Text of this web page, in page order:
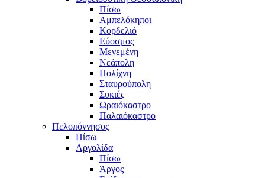
Πίσω
Αμπελόκηποι
Κορδελιό
Εύοσμος
Μενεμένη
Νεάπολη
Πολίχνη
Σταυρούπολη
Συκιές
Ωραιόκαστρο
Παλαιόκαστρο
Πελοπόννησος
Πίσω
Αργολίδα
Πίσω
Άργος